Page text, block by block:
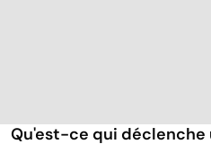
Qu'est-ce qui déclenche